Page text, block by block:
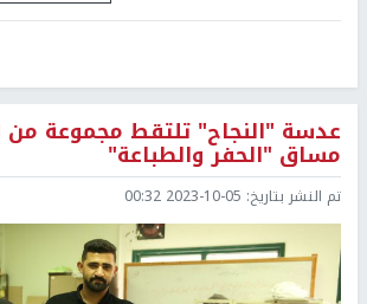
عدسة "النجاح" تلتقط مجموعة من
مساق "الحفر والطباعة"
تم النشر بتاريخ: 2023-10-05 00:32